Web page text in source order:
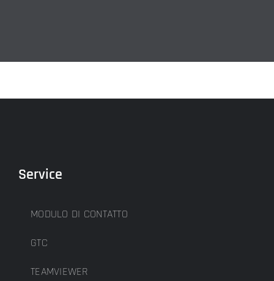
Service
MODULO DI CONTATTO
GTC
TEAMVIEWER